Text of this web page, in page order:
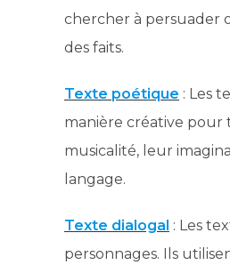
chercher à persuader
des faits.
Texte poétique : Les
manière créative pour
musicalité, leur
langage.
Texte dialogal : Les
personnages. Ils